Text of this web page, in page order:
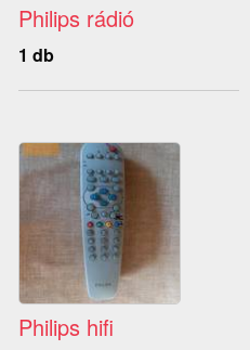
Philips rádió
1 db
Philips hifi